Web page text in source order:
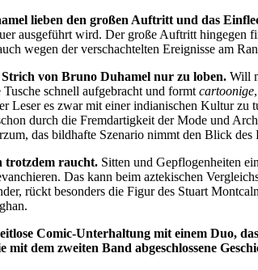
lieben den großen Auftritt und das
ausgeführt wird. Der große Auftritt hingegen
wegen der verschachtelten Ereignisse am
von Bruno Duhamel nur zu loben. Will
schnell aufgebracht und formt cartoonige
Leser es zwar mit einer indianischen Kultur
durch die Fremdartigkeit der Mode und
das bildhafte Szenario nimmt den Blick des
trotzdem raucht. Sitten und Gepflogenheiten
Das kann beim aztekischen
rückt besonders die Figur des Stuart
Comic-Unterhaltung mit einem Duo,
mit dem zweiten Band abgeschlossene